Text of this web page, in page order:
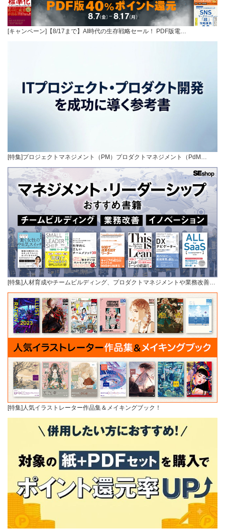
[キャンペーン]【8/17まで】AI時代の生存戦略セール！ PDF版電…
[特集]プロジェクトマネジメント（PM）プロダクトマネジメント（PdM…
[特集]人材育成やチームビルディング、プロダクトマネジメントや業務改善…
[特集]人気イラストレーター作品集＆メイキングブック！